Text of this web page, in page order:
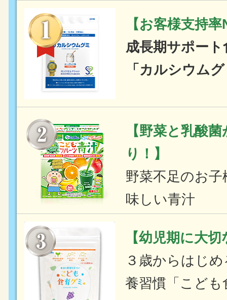
【お客様支持
成長期サポート
「カルシウム
【野菜と乳酸
り！】
野菜不足のお
味しい青汁
【幼児期に大
３歳からはじ
養習慣「こども